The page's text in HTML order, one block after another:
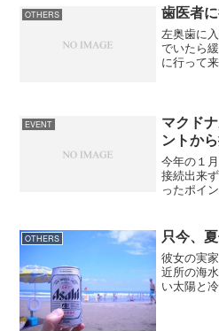
OTHERS 歯医者
左奥歯に
でいたら
に行って
をネット
EVENT
マクド
ントか
今年の１
接続出来
ったポイ
ると何と
るまでに
OTHERS 只今、
彼女の実
近所の海
い太陽と